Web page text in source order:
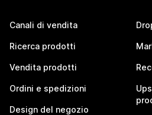
Canali di vendita
Ricerca prodotti
Vendita prodotti
Ordini e spedizioni
Design del negozio